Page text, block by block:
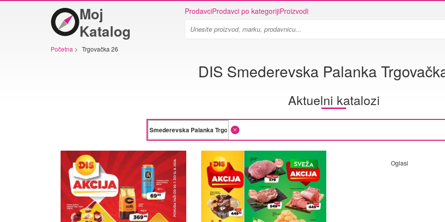
Moj
Katalog
ProdavciProdavci po kategorijiProizvodi
Početna > Trgovačka 26
DIS Smederevska Palanka
Aktuelni katalozi
Oglasi